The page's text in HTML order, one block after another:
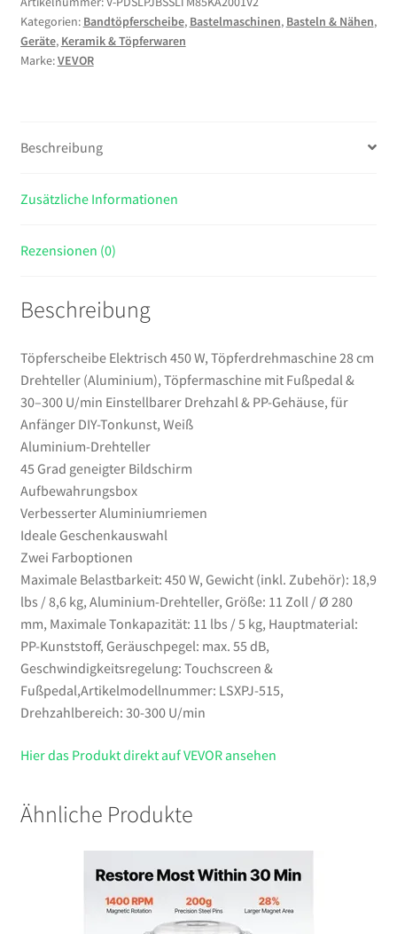
Töpferdrehmaschine
28
cm
mit
&
300
Drehzahl
PP-
Gehäuse,
für
Anfänger
DIY-
Tonkunst,
Weiß
Menge
Kategorien: Bandtöpferscheibe, Bastelmaschinen, Basteln & Nähen,
Geräte, Keramik & Töpferwaren
Marke:VEVOR
Beschreibung
Zusätzliche Informationen
Rezensionen (0)
Beschreibung
Töpferscheibe Elektrisch 450 W, Töpferdrehmaschine 28 cm
Drehteller (Aluminium), Töpfermaschine mit Fußpedal &
30–300 U/min Einstellbarer Drehzahl & PP-Gehäuse, für
Anfänger DIY-Tonkunst, Weiß
Aluminium-Drehteller
45 Grad geneigter Bildschirm
Aufbewahrungsbox
Verbesserter Aluminiumriemen
Ideale Geschenkauswahl
Zwei Farboptionen
Maximale Belastbarkeit: 450 W, Gewicht (inkl. Zubehör): 18,9
lbs / 8,6 kg, Aluminium-Drehteller, Größe: 11 Zoll / Ø 280
mm, Maximale Tonkapazität: 11 lbs / 5 kg, Hauptmaterial:
PP-Kunststoff, Geräuschpegel: max. 55 dB,
Geschwindigkeitsregelung: Touchscreen &
Fußpedal,Artikelmodellnummer: LSXPJ-515,
Drehzahlbereich: 30-300 U/min
Hier das Produkt direkt auf VEVOR ansehen
Ähnliche Produkte